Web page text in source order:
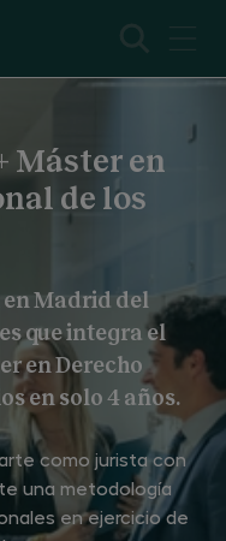
Máster en
de los
Madrid del
que integra el
en Derecho
en solo 4 años.
como jurista con
una metodología
en ejercicio de